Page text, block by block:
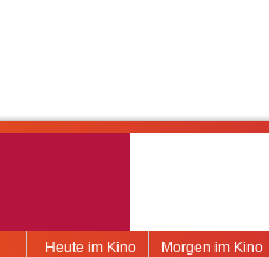
Morgen im Kino
Heute im Kino